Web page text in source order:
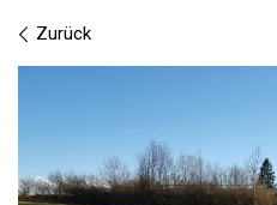
Bilder Navigation
Zurück